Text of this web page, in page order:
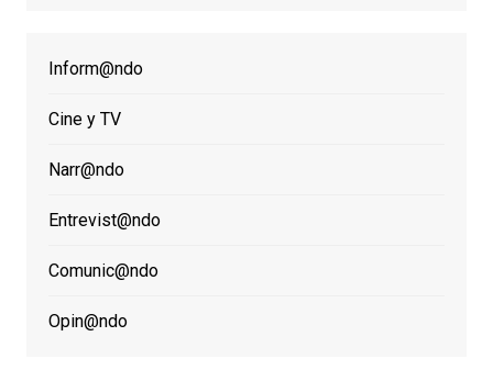
Inform@ndo
Cine y TV
Narr@ndo
Entrevist@ndo
Comunic@ndo
Opin@ndo